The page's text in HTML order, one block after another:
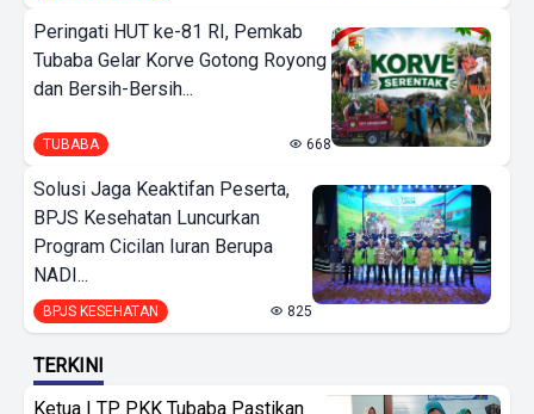
Peringati HUT ke-81 RI, Pemkab
Tubaba Gelar Korve Gotong Royong
dan Bersih-Bersih...
TUBABA 668
Solusi Jaga Keaktifan Peserta,
BPJS Kesehatan Luncurkan
Program Cicilan Iuran Berupa
NADI...
BPJS KESEHATAN 825
TERKINI
Ketua I TP PKK Tubaba Pastikan